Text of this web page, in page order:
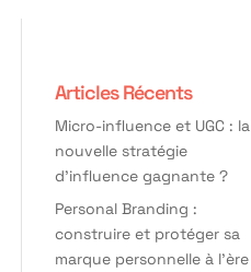
Articles Récents
Micro-influence et UGC : la
nouvelle stratégie
d’influence gagnante ?
Personal Branding :
construire et protéger sa
marque personnelle à l’ère